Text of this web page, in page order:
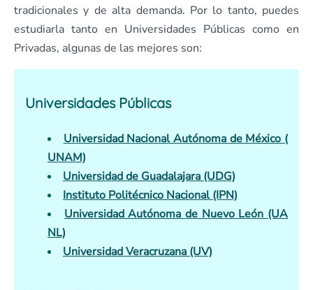
tradicionales y de alta demanda. Por lo tanto, puedes
estudiarla tanto en Universidades Públicas como en
Privadas, algunas de las mejores son:
Universidades Públicas
Universidad Nacional Autónoma de México (
UNAM)
Universidad de Guadalajara (UDG)
Instituto Politécnico Nacional (IPN)
Universidad Autónoma de Nuevo León (UA
NL)
Universidad Veracruzana (UV)